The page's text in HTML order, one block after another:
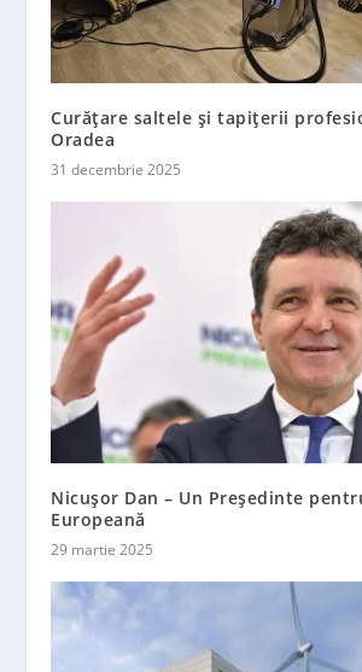
Curățare saltele și tapițerii
Oradea
31 decembrie 2025
Nicuşor Dan – Un Preşedinte
Europeană
29 martie 2025